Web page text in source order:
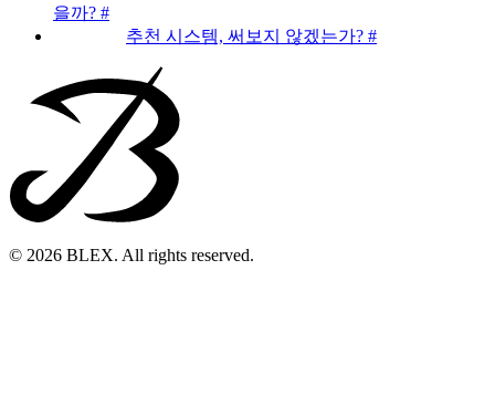
을까? #
추천 시스템, 써보지 않겠는가? #
© 2026 BLEX. All rights reserved.